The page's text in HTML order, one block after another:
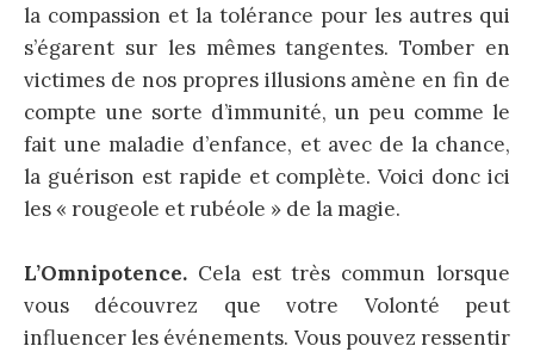
la compassion et la tolérance pour les autres qui
s’égarent sur les mêmes tangentes. Tomber en
victimes de nos propres illusions amène en fin de
compte une sorte d’immunité, un peu comme le
fait une maladie d’enfance, et avec de la chance,
la guérison est rapide et complète. Voici donc ici
les « rougeole et rubéole » de la magie.
L’Omnipotence. Cela est très commun lorsque
vous découvrez que votre Volonté peut
influencer les événements. Vous pouvez ressentir